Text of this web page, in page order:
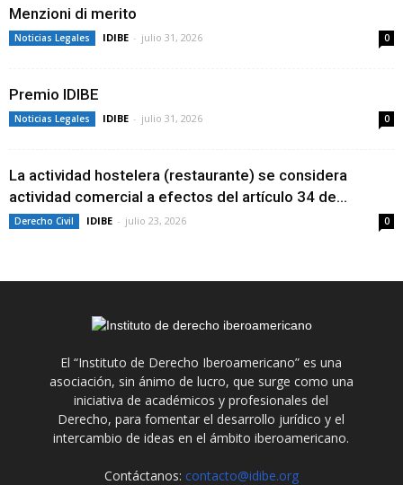
Menzioni di merito
Noticias Legales IDIBE - julio 31, 2026 0
Premio IDIBE
Noticias Legales IDIBE - julio 31, 2026 0
La actividad hostelera (restaurante) se considera
actividad comercial a efectos del artículo 34 de...
Derecho Civil IDIBE - julio 23, 2026 0
El “Instituto de Derecho Iberoamericano” es una
asociación, sin ánimo de lucro, que surge como una
iniciativa de académicos y profesionales del
Derecho, para fomentar el desarrollo jurídico y el
intercambio de ideas en el ámbito iberoamericano.
Contáctanos: contacto@idibe.org